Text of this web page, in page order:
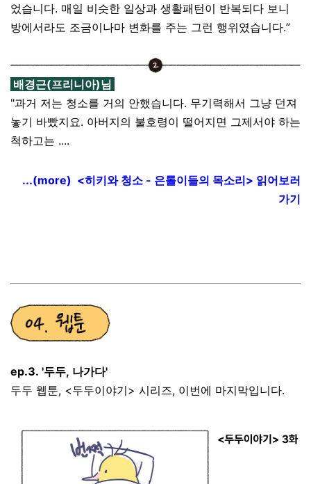
었습니다. 매일 비슷한 일상과 생활패턴이 반복되다 보니
방에서라도 조금이나마 변화를 주는 그런 행위였습니다.”
배경근(프리니아)님
"과거 저는 청소를 거의 안했습니다. 무기력해서 그냥 던져
놓기 바빴지요. 아버지의 불호령이 떨어지면 그제서야 하는
척하고는 ....
...(more) <히키와 청소 - 은톨이들의 목소리> 읽어보러
가기
ep.3. '두두, 나가다'
두두 웹툰, <두두이야기> 시리즈, 이번에 마지막입니다.